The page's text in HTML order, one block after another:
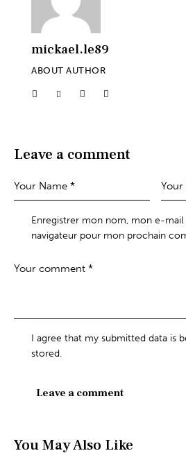
mickael.le89
ABOUT AUTHOR
Leave a comment
Enregistrer mon nom, mon e-mail
navigateur pour mon prochain
I agree that my submitted data is
stored.
You May Also Like